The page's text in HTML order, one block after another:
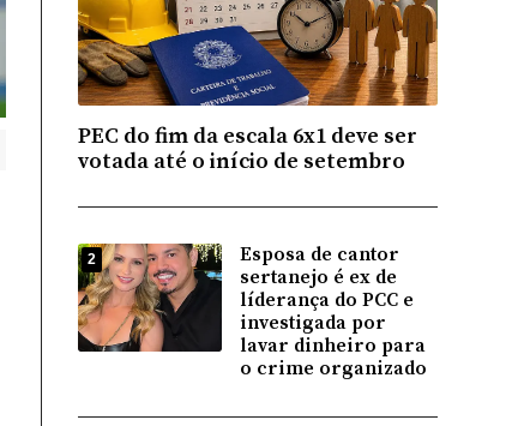
PEC do fim da escala 6x1 deve ser
votada até o início de setembro
2
Esposa de cantor
sertanejo é ex de
líderança do PCC e
investigada por
lavar dinheiro para
o crime organizado